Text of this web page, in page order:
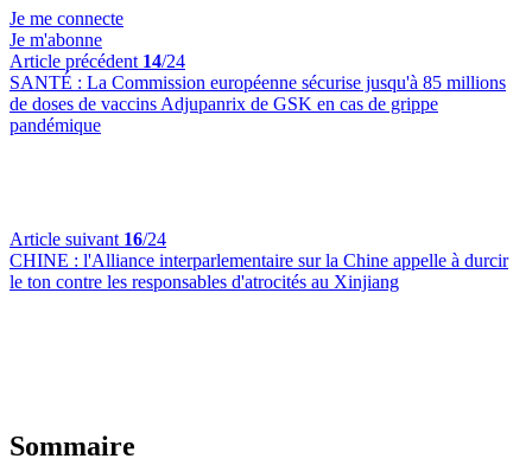
Je me connecte
Je m'abonne
Article précédent 14/24
SANTÉ : La Commission européenne sécurise jusqu'à 85 millions
de doses de vaccins Adjupanrix de GSK en cas de grippe
pandémique
Article suivant 16/24
CHINE : l'Alliance interparlementaire sur la Chine appelle à durcir
le ton contre les responsables d'atrocités au Xinjiang
Sommaire